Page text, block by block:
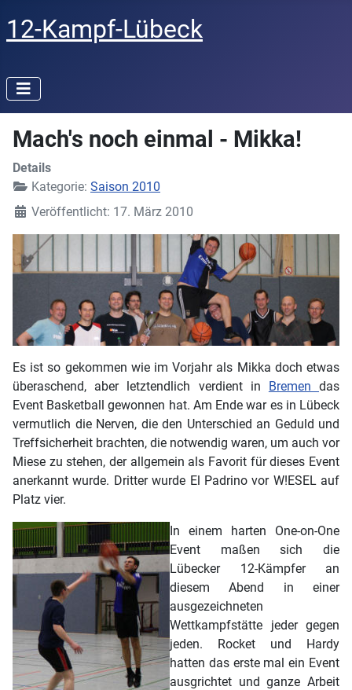
12-Kampf-Lübeck
Mach's noch einmal - Mikka!
Details
Kategorie: Saison 2010
Veröffentlicht: 17. März 2010
Es ist so gekommen wie im Vorjahr als Mikka doch etwas
überaschend, aber letztendlich verdient in Bremendas
Event Basketball gewonnen hat. Am Ende war es in Lübeck
vermutlich die Nerven, die den Unterschied an Geduld und
Treffsicherheit brachten, die notwendig waren, um auch vor
Miese zu stehen, der allgemein als Favorit für dieses Event
anerkannt wurde. Dritter wurde El Padrino vor W!ESEL auf
Platz vier.
In einem harten One-on-One
Event maßen sich die
Lübecker 12-Kämpfer an
diesem Abend in einer
ausgezeichneten
Wettkampfstätte jeder gegen
jeden. Rocket und Hardy
hatten das erste mal ein Event
ausgrichtet und ganze Arbeit